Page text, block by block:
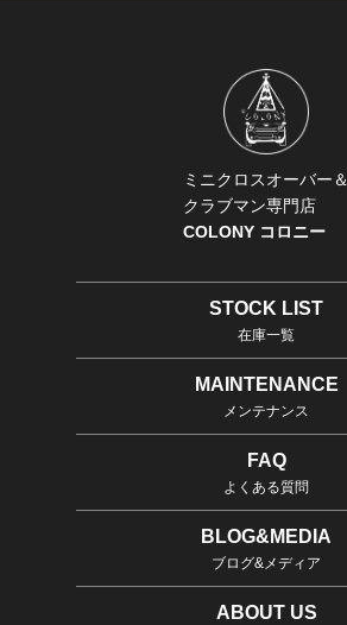
ミニクロスオーバー＆
クラブマン専門店
COLONY コロニー
STOCK LIST
在庫一覧
MAINTENANCE
メンテナンス
FAQ
よくある質問
BLOG&MEDIA
ブログ&メディア
ABOUT US